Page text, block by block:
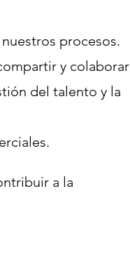
procesos.
y colaborar
del talento y la
a la